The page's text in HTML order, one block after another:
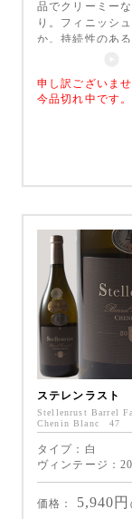
品でクリーミー
り。フィニッシ
か。持続性のあ
く、メイン料理
られます
申し訳ございま
今品切れ中です。
ステレンラスト
Stellenrust Barrel
Chenin Blanc 47
タイプ：白
ヴィンテージ：
価格： 5,940 円